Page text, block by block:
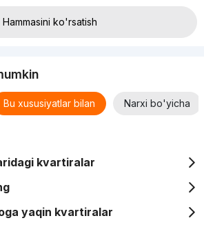
Hammasini ko'rsatish
Bu xususiyatlar bilan Narxi bo'yicha
kvartiralar
yaqin kvartiralar